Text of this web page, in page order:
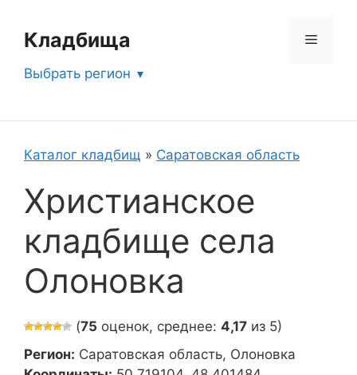
содержимому
Кладбища Меню
Выбрать регион
Каталог кладбищ » Саратовская область
Христианское
кладбище села
Олоновка
(75 оценок, среднее: 4,17 из 5)
Регион: Саратовская область, Олоновка